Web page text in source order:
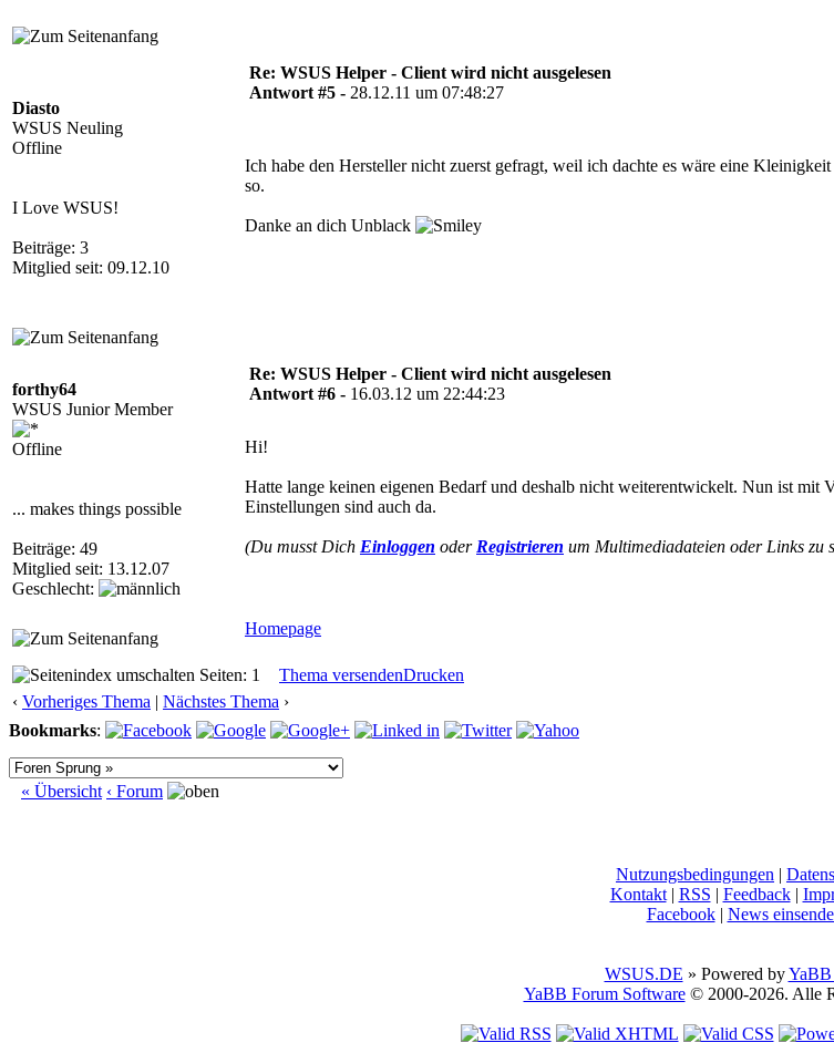
Diasto
WSUS Neuling
Offline
I Love WSUS!
Beiträge: 3
Mitglied seit: 09.12.10
Re: WSUS Helper - Client wird nicht ausgelesen
Antwort #5 - 28.12.11 um 07:48:27
Ich habe den Hersteller nicht zuerst gefragt, weil ich dachte es wäre eine
so.
Danke an dich Unblack
forthy64
WSUS Junior Member
Offline
... makes things possible
Beiträge: 49
Mitglied seit: 13.12.07
Geschlecht:
Re: WSUS Helper - Client wird nicht ausgelesen
Antwort #6 - 16.03.12 um 22:44:23
Hi!
Hatte lange keinen eigenen Bedarf und deshalb nicht weiterentwickelt. Nun ist
Einstellungen sind auch da.
(Du musst Dich Einloggen oder Registrieren um Multimediadateien oder Links zu
Homepage
Seiten: 1
Thema versendenDrucken
‹ Vorheriges Thema | Nächstes Thema ›
Bookmarks:
« Übersicht ‹ Forum
Nutzungsbedingungen |
Kontakt| RSS | Feedback|
Facebook| News
WSUS.DE » Powered byYaBB
YaBB Forum Software© 2000-2026. Alle